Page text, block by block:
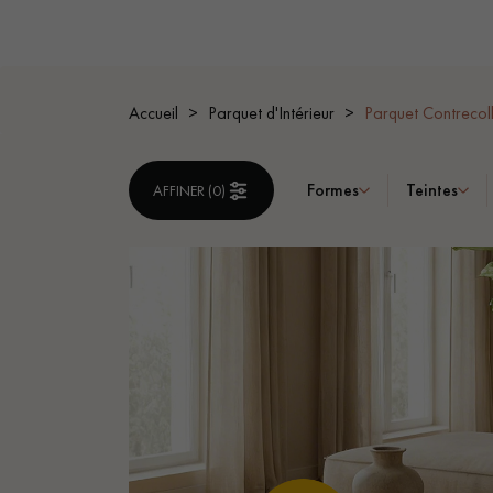
Nos experts
Accueil Parquet d'Intérieur Parquet
AFFINER (0) Formes Teintes